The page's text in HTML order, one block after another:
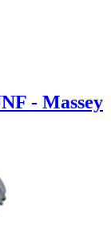
- Massey